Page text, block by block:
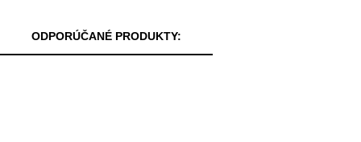
ODPORÚČANÉ PRODUKTY: